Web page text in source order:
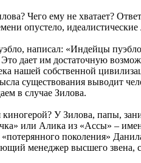
Чего ему не хватает?
опустело,
написал: «Индейцы
дает им достаточную
нашей собственной
существования выводит
в случае Зилова.
У Зилова, папы,
или Алика из «Ассы» –
«потерянного поколения»
менеджер высшего звена,